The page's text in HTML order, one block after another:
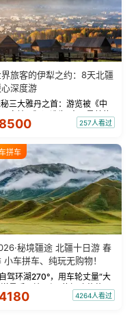
旅客的伊犁之约：8天北疆
心深度游
三大雅丹之首：游览被《中
国家地理》评选为“中国最美的
雅丹”第一名的克拉玛依魔鬼
最大村落——禾木村，欣赏
与小木...
8500 257人看过
拼车
秘境疆途 北疆十日游 春
小车拼车、纯玩无购物！
驾环湖270°，用车轮丈量“大
洋最后一滴眼泪”的极致蔚蓝，
山、花海与深邃湖水在转弯
4264人看过